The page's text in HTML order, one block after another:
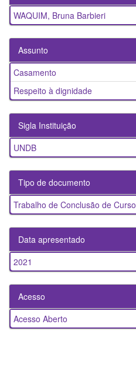
WAQUIM, Bruna Barbieri
Assunto
Casamento
Respeito à dignidade
Sigla Instituição
UNDB
Tipo de documento
Trabalho de Conclusão de Curso
Data apresentado
2021
Acesso
Acesso Aberto